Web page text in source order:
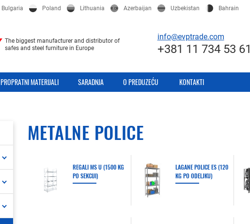
Bulgaria Poland Lithuania Azerbaijan Uzbekistan Bahrain
The biggest manufacturer and distributor of
safes and steel furniture in Europe
info@evptrade.com
+381 11 734 53 61
PROPRATNI MATERIJALI SARADNJA O PREDUZEĆU KONTAKTI
METALNE POLICE
REGALI MS U (1500 KG
PO SEKCIJI)
LAGANE POLICE ES (120
KG PO ODELJKU)